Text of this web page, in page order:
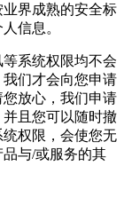
界成熟的安全标
信息。
系统权限均不会
们才会向您申请
放心，我们申请
且您可以随时撤
权限，会使您无
与/或服务的其